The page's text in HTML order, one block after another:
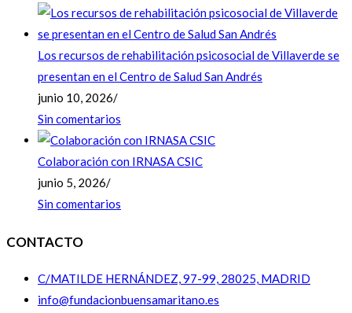
Los recursos de rehabilitación psicosocial de Villaverde se
presentan en el Centro de Salud San Andrés
junio 10, 2026/
Sin comentarios
Colaboración con IRNASA CSIC
junio 5, 2026/
Sin comentarios
CONTACTO
C/MATILDE HERNÁNDEZ, 97-99, 28025, MADRID
info@fundacionbuensamaritano.es